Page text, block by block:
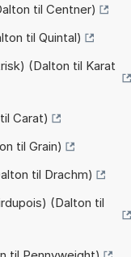
til Centner)
til Quintal)
(Dalton til Karat
Carat)
til Grain)
til Drachm)
(Dalton til